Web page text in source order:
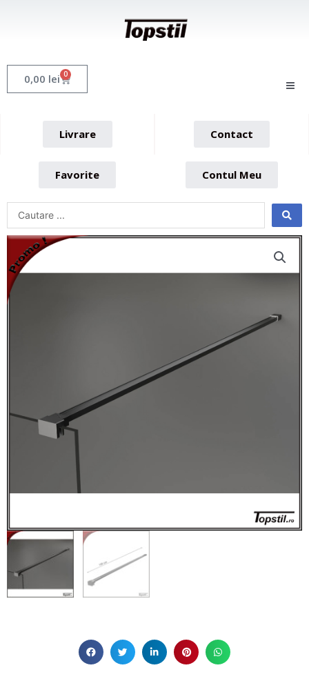
0,00 lei 0 Cart
Livrare Contact
Favorite Contul Meu